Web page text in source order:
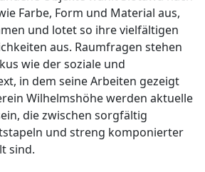
Farbe, Form und Material aus,
und lotet so ihre vielfältigen
aus. Raumfragen stehen
wie der soziale und
in dem seine Arbeiten gezeigt
Wilhelmshöhe werden aktuelle
die zwischen sorgfältig
und streng komponierter
sind.